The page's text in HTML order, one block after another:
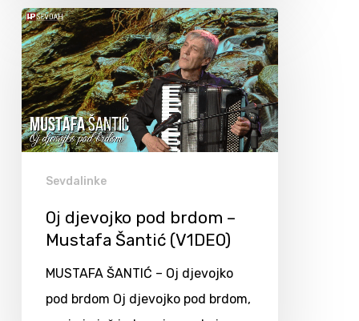
Sevdalinke
Oj djevojko pod brdom –
Mustafa Šantić (V1DEO)
MUSTAFA ŠANTIĆ – Oj djevojko
pod brdom Oj djevojko pod brdom,